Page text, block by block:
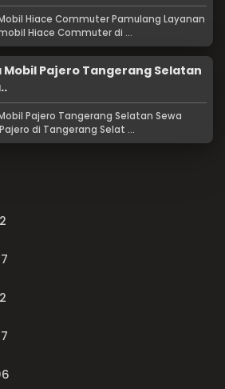
Hiace Commuter Pamulang Layanan
Hiace Commuter di ...
Mobil Pajero Tangerang Selatan
Pajero Tangerang Selatan Sewa
di Tangerang Selat ...